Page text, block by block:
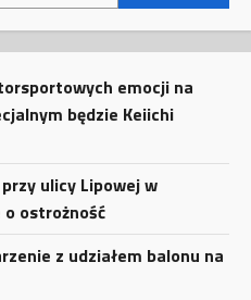
emocji na
będzie Keiichi
ulicy Lipowej w
o ostrożność
z udziałem balonu na